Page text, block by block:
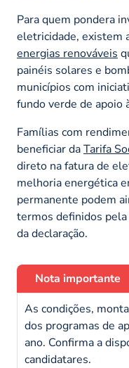
Para quem pondera
eletricidade, existem
energias renováveis
painéis solares e
municípios com
fundo verde de apoio
Famílias com
beneficiar daTarifa
direto na fatura de
melhoria energética
permanente podem
termos definidos
da declaração.
Nota importante
As condições,
dos programas de
ano. Confirma a
candidatares.